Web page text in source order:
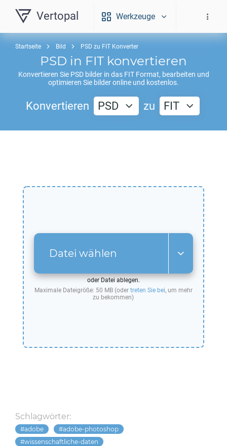
Vertopal Werkzeuge
Startseite Bild PSD zu FIT Konverter
PSD in FIT konvertieren
Konvertieren Sie PSDbilder in das FITFormat, bearbeiten und
optimieren Sie bilder online und kostenlos.
Konvertieren PSD zu FIT
Datei wählen
oder Datei ablegen.
Maximale Dateigröße: 50 MB (oder treten Sie bei, um mehr
zu bekommen)
Schlagwörter:
adobe
adobe-photoshop
wissenschaftliche-daten